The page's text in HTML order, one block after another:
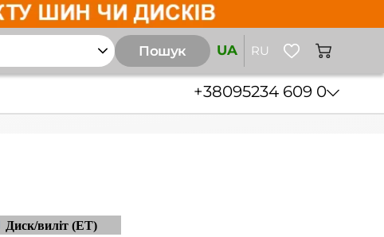
Пошук UA RU
+38095234 609 0